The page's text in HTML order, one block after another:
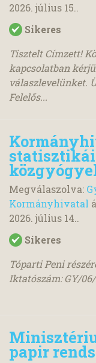
2026. július 15..
Sikeres
Tisztelt Címzett!
kapcsolatban
válaszlevelünket.
Felelős...
Megválaszolva:
Kormányhivatal
2026. július 14..
Sikeres
Tóparti
Iktatószám: GY/
papir